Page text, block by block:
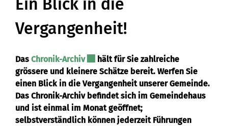
Ein Blick in die
Vergangenheit!
Das Chronik-ArchivExterner Link wird in einem neuen
hält für Sie zahlreiche
grössere und kleinere Schätze bereit. Werfen Sie
einen Blick in die Vergangenheit unserer Gemeinde.
Das Chronik-Archiv befindet sich im Gemeindehaus
und ist einmal im Monat geöffnet;
selbstverständlich können jederzeit Führungen